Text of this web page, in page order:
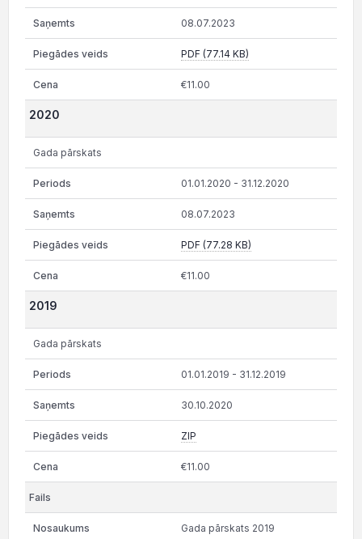
08.07.2023
PDF (77.14 KB)
€11.00
2020
Gada pārskats
01.01.2020 - 31.12.2020
08.07.2023
PDF (77.28 KB)
€11.00
2019
Gada pārskats
01.01.2019 - 31.12.2019
30.10.2020
ZIP
€11.00
Gada pārskats 2019